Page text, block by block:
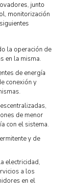
junto
monitorización
la operación de
en la misma.
de energía
conexión y
de menor
con el sistema.
y de
electricidad,
a los
en el